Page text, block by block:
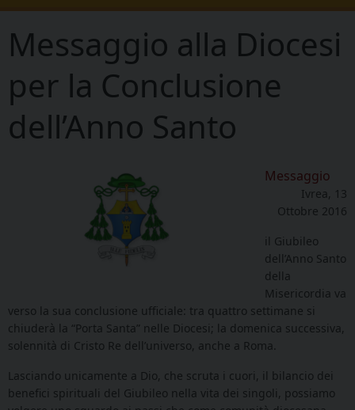
Messaggio alla Diocesi
per la Conclusione
dell’Anno Santo
Messaggio
Ivrea, 13
Ottobre 2016
il Giubileo
dell’Anno Santo
della
Misericordia va
verso la sua conclusione ufficiale: tra quattro settimane si
chiuderà la “Porta Santa” nelle Diocesi; la domenica successiva,
solennità di Cristo Re dell’universo, anche a Roma.
Lasciando unicamente a Dio, che scruta i cuori, il bilancio dei
benefici spirituali del Giubileo nella vita dei singoli, possiamo